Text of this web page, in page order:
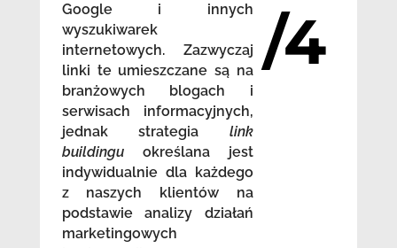
Google i innych
wyszukiwarek
internetowych. Zazwyczaj
linki te umieszczane są na
branżowych blogach i
serwisach informacyjnych,
jednak strategia link
buildingu określana jest
indywidualnie dla każdego
z naszych klientów na
podstawie analizy działań
marketingowych
/4